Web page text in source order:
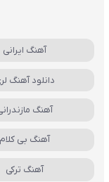
آهنگ ایرانی
دانلود آهنگ
آهنگ
آهنگ بی کلام
آهنگ ترکی